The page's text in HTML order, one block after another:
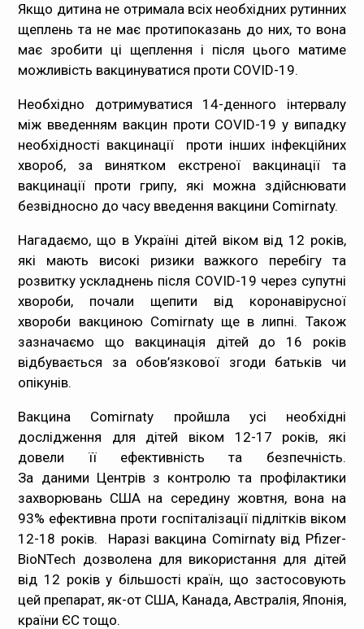
Якщо дитина не отримала всіх необхідних рутинних
щеплень та не має протипоказань до них, то вона
має зробити ці щеплення і після цього матиме
можливість вакцинуватися проти COVID-19.
Необхідно дотримуватися 14-денного інтервалу
між введенням вакцин проти COVID-19 у випадку
необхідності вакцинації проти інших інфекційних
хвороб, за винятком екстреної вакцинації та
вакцинації проти грипу, які можна здійснювати
безвідносно до часу введення вакцини Comirnaty.
Нагадаємо, що в Україні дітей віком від 12 років,
які мають високі ризики важкого перебігу та
розвитку ускладнень після COVID-19 через супутні
хвороби, почали щепити від коронавірусної
хвороби вакциною Comirnaty ще в липні. Також
зазначаємо що вакцинація дітей до 16 років
відбувається за обов’язкової згоди батьків чи
опікунів.
Вакцина Comirnaty пройшла усі необхідні
дослідження для дітей віком 12-17 років, які
довели її ефективність та безпечність.
За даними Центрів з контролю та профілактики
захворювань США на середину жовтня, вона на
93% ефективна проти госпіталізації підлітків віком
12-18 років. Наразі вакцина Comirnaty від Pfizer-
BioNTech дозволена для використання для дітей
від 12 років у більшості країн, що застосовують
цей препарат, як-от США, Канада, Австралія, Японія,
країни ЄС тощо.